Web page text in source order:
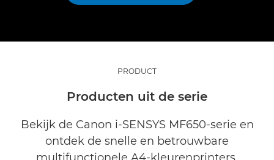
PRODUCT
Producten uit de serie
Bekijk de Canon i-SENSYS MF650-serie en
ontdek de snelle en betrouwbare